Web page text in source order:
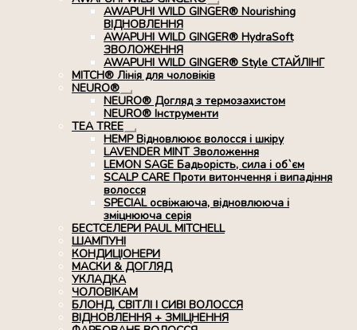
Розгорнуте
вкладене
меню
AWAPUHI WILD GINGER® Nourishing
ВІДНОВЛЕННЯ
AWAPUHI WILD GINGER® HydraSoft
ЗВОЛОЖЕННЯ
AWAPUHI WILD GINGER® Style СТАЙЛІНГ
MITCH® Лінія для чоловіків
NEURO®
Розгорнуте
вкладене
меню
NEURO® Догляд з термозахистом
NEURO® Інструменти
TEA TREE
Розгорнуте
вкладене
меню
HEMP Відновлюює волосся і шкіру
LAVENDER MINT Зволоження
LEMON SAGE Бадьорість, сила і об`єм
SCALP CARE Проти витончення і випадіння
волосся
SPECIAL освіжаюча, відновлююча і
зміцнююча серія
БЕСТСЕЛЕРИ PAUL MITCHELL
ШАМПУНІ
КОНДИЦІОНЕРИ
МАСКИ & ДОГЛЯД
УКЛАДКА
ЧОЛОВІКАМ
БЛОНД, СВІТЛІ І СИВІ ВОЛОССЯ
ВІДНОВЛЕННЯ + ЗМІЦНЕННЯ